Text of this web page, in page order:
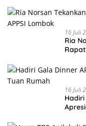
16 Juli
Ria
16 Juli
Hadiri